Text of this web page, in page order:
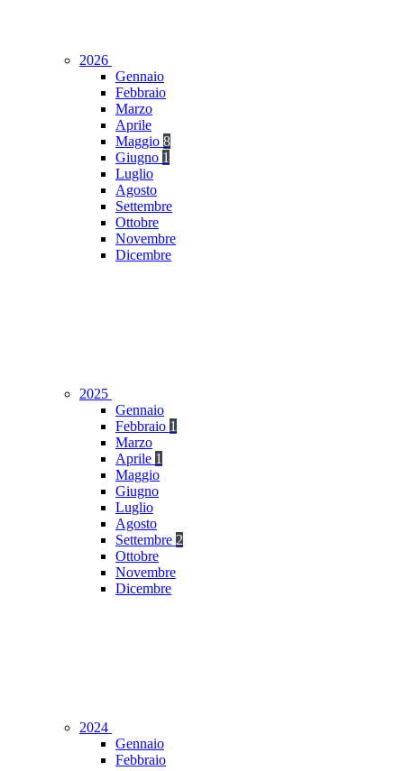
2026
Gennaio
Febbraio
Marzo
Aprile
Maggio 8
Giugno 1
Luglio
Agosto
Settembre
Ottobre
Novembre
Dicembre
2025
Gennaio
Febbraio 1
Marzo
Aprile 1
Maggio
Giugno
Luglio
Agosto
Settembre 2
Ottobre
Novembre
Dicembre
2024
Gennaio
Febbraio